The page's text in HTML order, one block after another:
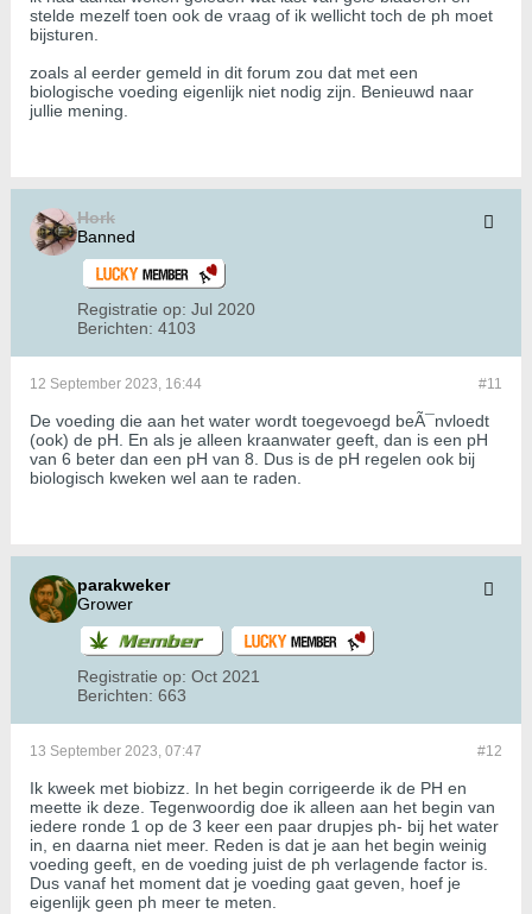
stelde mezelf toen ook de vraag of ik wellicht toch de ph moet
bijsturen.
zoals al eerder gemeld in dit forum zou dat met een
biologische voeding eigenlijk niet nodig zijn. Benieuwd naar
jullie mening.
Hork
Banned
Registratie op: Jul 2020
Berichten: 4103
#11
12 September 2023, 16:44
De voeding die aan het water wordt toegevoegd beÃ¯nvloedt
(ook) de pH. En als je alleen kraanwater geeft, dan is een pH
van 6 beter dan een pH van 8. Dus is de pH regelen ook bij
biologisch kweken wel aan te raden.
parakweker
Grower
Registratie op: Oct 2021
Berichten: 663
#12
13 September 2023, 07:47
Ik kweek met biobizz. In het begin corrigeerde ik de PH en
meette ik deze. Tegenwoordig doe ik alleen aan het begin van
iedere ronde 1 op de 3 keer een paar drupjes ph- bij het water
in, en daarna niet meer. Reden is dat je aan het begin weinig
voeding geeft, en de voeding juist de ph verlagende factor is.
Dus vanaf het moment dat je voeding gaat geven, hoef je
eigenlijk geen ph meer te meten.